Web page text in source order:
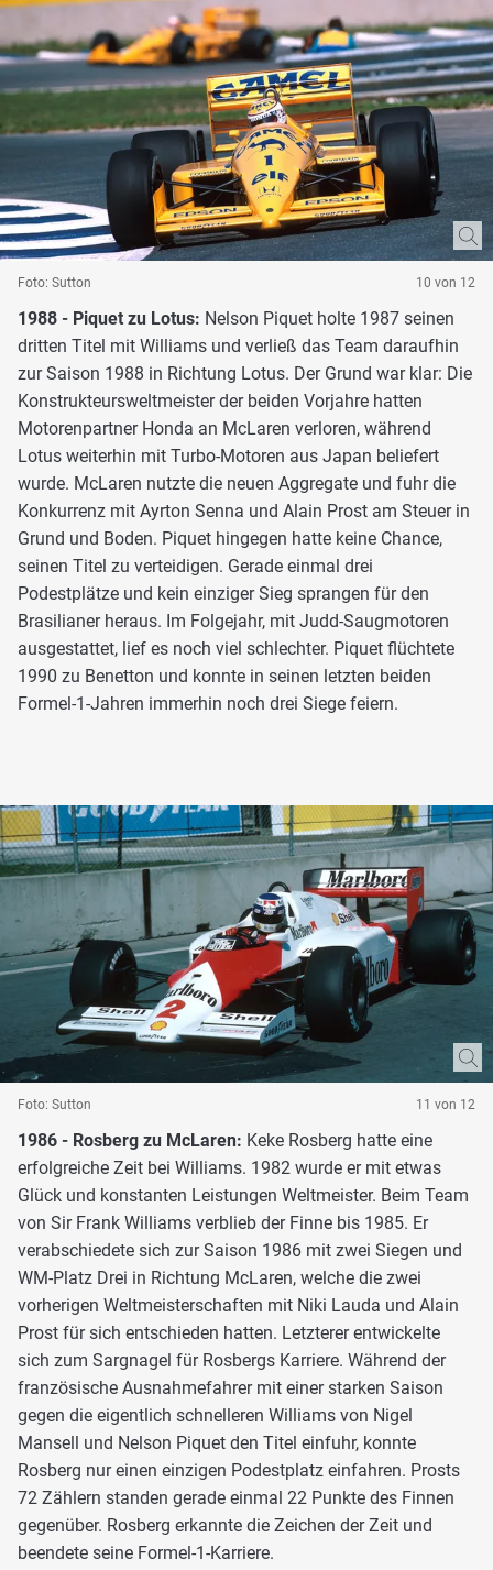
Foto: Sutton 10 von 12
1988 - Piquet zu Lotus: Nelson Piquet holte 1987 seinen
dritten Titel mit Williams und verließ das Team daraufhin
zur Saison 1988 in Richtung Lotus. Der Grund war klar: Die
Konstrukteursweltmeister der beiden Vorjahre hatten
Motorenpartner Honda an McLaren verloren, während
Lotus weiterhin mit Turbo-Motoren aus Japan beliefert
wurde. McLaren nutzte die neuen Aggregate und fuhr die
Konkurrenz mit Ayrton Senna und Alain Prost am Steuer in
Grund und Boden. Piquet hingegen hatte keine Chance,
seinen Titel zu verteidigen. Gerade einmal drei
Podestplätze und kein einziger Sieg sprangen für den
Brasilianer heraus. Im Folgejahr, mit Judd-Saugmotoren
ausgestattet, lief es noch viel schlechter. Piquet flüchtete
1990 zu Benetton und konnte in seinen letzten beiden
Formel-1-Jahren immerhin noch drei Siege feiern.
Foto: Sutton 11 von 12
1986 - Rosberg zu McLaren: Keke Rosberg hatte eine
erfolgreiche Zeit bei Williams. 1982 wurde er mit etwas
Glück und konstanten Leistungen Weltmeister. Beim Team
von Sir Frank Williams verblieb der Finne bis 1985. Er
verabschiedete sich zur Saison 1986 mit zwei Siegen und
WM-Platz Drei in Richtung McLaren, welche die zwei
vorherigen Weltmeisterschaften mit Niki Lauda und Alain
Prost für sich entschieden hatten. Letzterer entwickelte
sich zum Sargnagel für Rosbergs Karriere. Während der
französische Ausnahmefahrer mit einer starken Saison
gegen die eigentlich schnelleren Williams von Nigel
Mansell und Nelson Piquet den Titel einfuhr, konnte
Rosberg nur einen einzigen Podestplatz einfahren. Prosts
72 Zählern standen gerade einmal 22 Punkte des Finnen
gegenüber. Rosberg erkannte die Zeichen der Zeit und
beendete seine Formel-1-Karriere.